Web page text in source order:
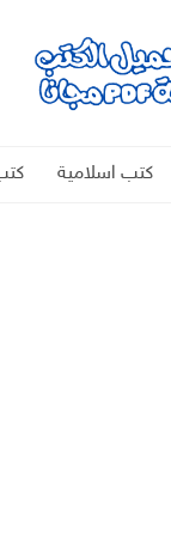
كتب اسلامية